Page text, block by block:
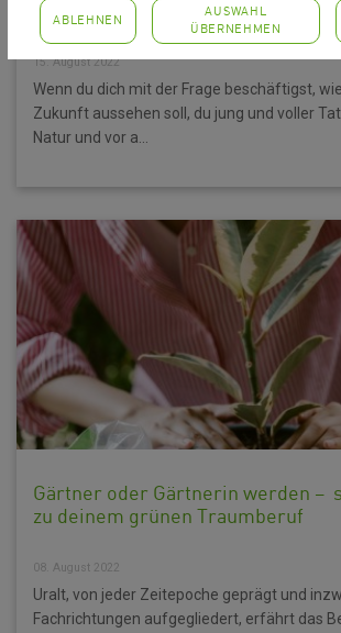
werden – beglücke deine
lebenden Pflanzen
15. August 2022
Wenn du dich mit der Frage beschäftigst,
Zukunft aussehen soll, du jung und voller
Natur und vor a...
Gärtner oder Gärtnerin werden –
zu deinem grünen Traumberuf
08. August 2022
Uralt, von jeder Zeitepoche geprägt und
Fachrichtungen aufgegliedert, erfährt das
ABLEHNEN
AUSWAHL
ÜBERNEHMEN